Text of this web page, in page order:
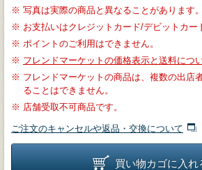
※ 写真は実際の商品と異なることがあります。
※ お支払いはクレジットカード/デビットカー
※ ポイントのご利用はできません。
※ フレンドマーケットの価格表示と送料につ
※ フレンドマーケットの商品は、複数の出店
ることはできません。
※ 店舗受取不可商品です。
ご注文のキャンセルや返品・交換について
買い物カゴに入れ